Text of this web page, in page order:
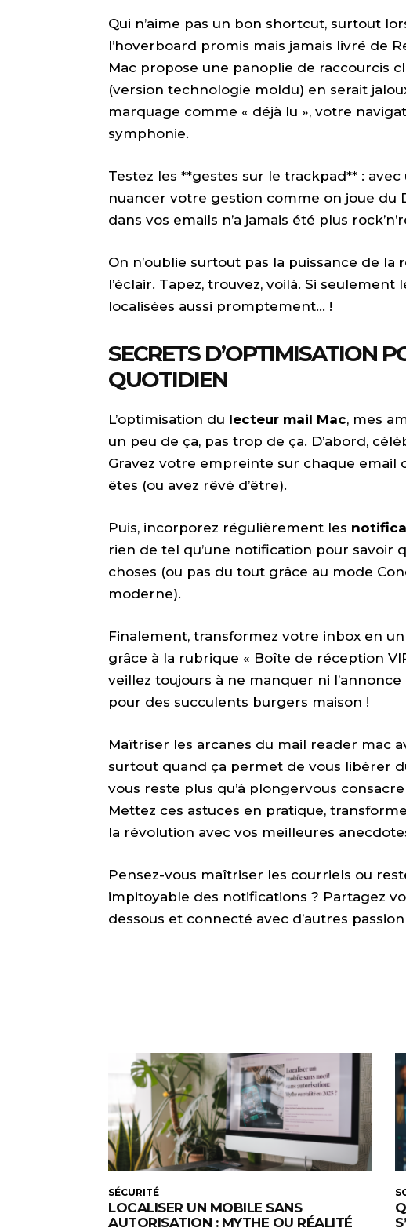
Qui n’aime pas un bon shortcut, surtout
l’hoverboard promis mais jamais livré de
Mac propose une panoplie de raccourcis
(version technologie moldu) en serait
marquage comme « déjà lu », votre
symphonie.
Testez les **gestes sur le trackpad** :
nuancer votre gestion comme on joue du
dans vos emails n’a jamais été plus
On n’oublie surtout pas la puissance de la
l’éclair. Tapez, trouvez, voilà. Si
localisées aussi promptement… !
SECRETS D’OPTIMISATION
QUOTIDIEN
L’optimisation du lecteur mail Mac, mes
un peu de ça, pas trop de ça. D’abord,
Gravez votre empreinte sur chaque email
êtes (ou avez rêvé d’être).
Puis, incorporez régulièrement les
rien de tel qu’une notification pour savoir
choses (ou pas du tout grâce au mode
moderne).
Finalement, transformez votre inbox en
grâce à la rubrique « Boîte de réception
veillez toujours à ne manquer ni
pour des succulents burgers maison !
Maîtriser les arcanes du mail reader mac
surtout quand ça permet de vous libérer
vous reste plus qu’à plongervous
Mettez ces astuces en pratique,
la révolution avec vos meilleures
Pensez-vous maîtriser les courriels ou
impitoyable des notifications ? Partagez
dessous et connecté avec d’autres
SÉCURITÉ
LOCALISER UN MOBILE SANS
AUTORISATION : MYTHE OU RÉALITÉ